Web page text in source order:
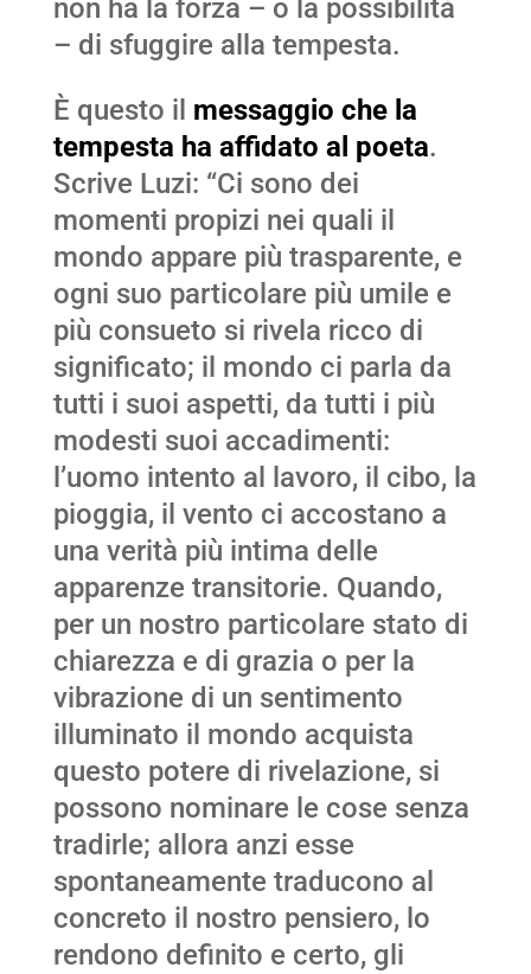
non ha la forza – o la possibilità
– di sfuggire alla tempesta.
È questo il messaggio che la
tempesta ha affidato al poeta.
Scrive Luzi: “Ci sono dei
momenti propizi nei quali il
mondo appare più trasparente, e
ogni suo particolare più umile e
più consueto si rivela ricco di
significato; il mondo ci parla da
tutti i suoi aspetti, da tutti i più
modesti suoi accadimenti:
l’uomo intento al lavoro, il cibo, la
pioggia, il vento ci accostano a
una verità più intima delle
apparenze transitorie. Quando,
per un nostro particolare stato di
chiarezza e di grazia o per la
vibrazione di un sentimento
illuminato il mondo acquista
questo potere di rivelazione, si
possono nominare le cose senza
tradirle; allora anzi esse
spontaneamente traducono al
concreto il nostro pensiero, lo
rendono definito e certo, gli